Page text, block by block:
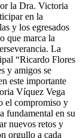
la Dra. Victoria
en la
y los egresados
que marca la
La
“Ricardo Flores
y amigos se
este importante
Víquez Vega
el compromiso y
fundamental en su
nuevos retos y
orgullo a cada